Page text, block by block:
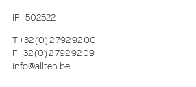
IPI: 502522
T+32 (0) 2 792 92 00
F+32 (0) 2 792 92 09
info@allten.be